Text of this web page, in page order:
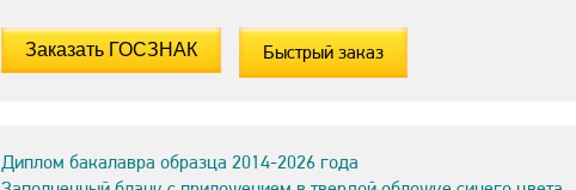
Быстрый заказ
Диплом бакалавра образца 2014-2026 года